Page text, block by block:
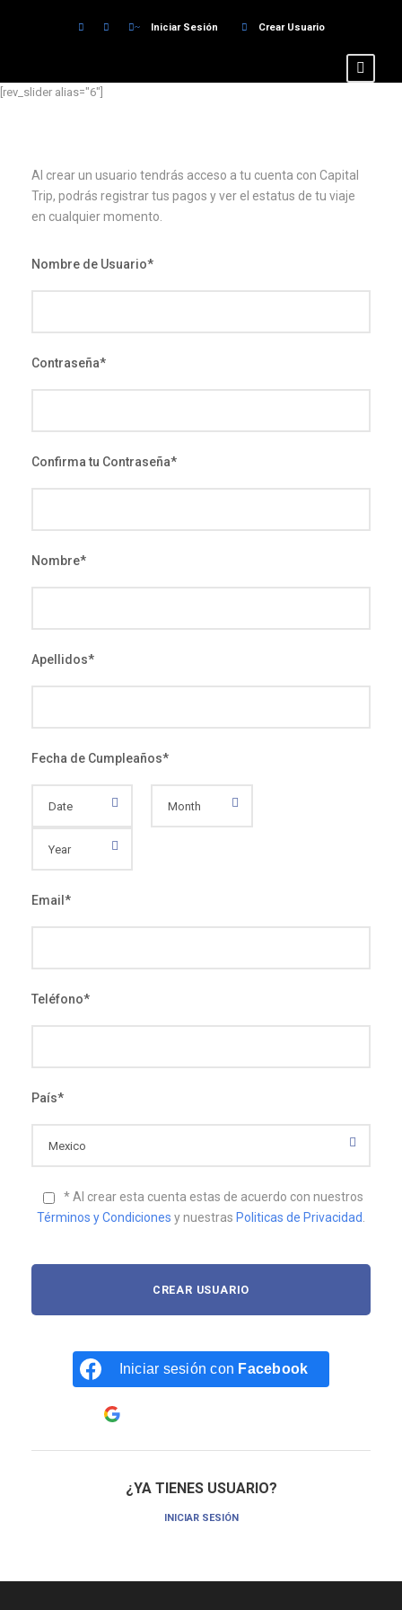
Iniciar Sesión Crear Usuario
[rev_slider alias="6"]
Al crear un usuario tendrás acceso a tu cuenta con Capital
Trip, podrás registrar tus pagos y ver el estatus de tu viaje
en cualquier momento.
Nombre de Usuario*
Contraseña*
Confirma tu Contraseña*
Nombre*
Apellidos*
Fecha de Cumpleaños*
Email *
Teléfono*
País*
* Al crear esta cuenta estas de acuerdo con nuestros
Términos y Condiciones y nuestras Politicas de Privacidad
Iniciar sesión con Facebook
¿YA TIENES USUARIO?
INICIAR SESIÓN